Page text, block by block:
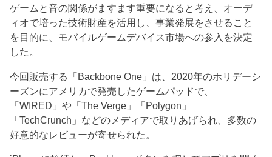
ゲームと音の関係がますます重要になると考え、オーデ
ィオで培った技術財産を活用し、事業発展をさせること
を目的に、モバイルゲームデバイス市場への参入を決定
した。
今回販売する「Backbone One」は、2020年のホリデーシ
ーズンにアメリカで発売したゲームパッドで、
「WIRED」や「The Verge」「Polygon」
「TechCrunch」などのメディアで取りあげられ、多数の
好意的なレビューが寄せられた。